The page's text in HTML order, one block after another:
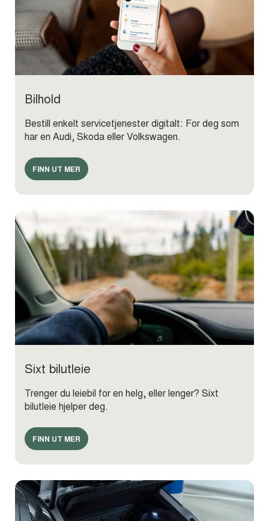
Bilhold
Bestill enkelt servicetjenester digitalt: For deg som
har en Audi, Skoda eller Volkswagen.
FINN UT MER
Sixt bilutleie
Trenger du leiebil for en helg, eller lenger? Sixt
bilutleie hjelper deg.
FINN UT MER